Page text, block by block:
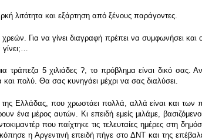
λιτότητα και εξάρτηση από ξένους παράγοντες.
Για να γίνει διαγραφή πρέπει να συμφωνήσει
5 χιλιάδες ?, το πρόβλημα είναι δικό σας.
και πολύ. Θα σας κυνηγάει μέχρι να σας διαλύσει.
Ελλάδας, που χρωστάει πολλά, αλλά είναι και των
μέρος αυτών. Κι επειδή εμείς μιλάμε,
που παίχτηκε τις τελευταίες ημέρες στη
η Αργεντινή επειδή πήγε στο ΔΝΤ και της επέβαλε